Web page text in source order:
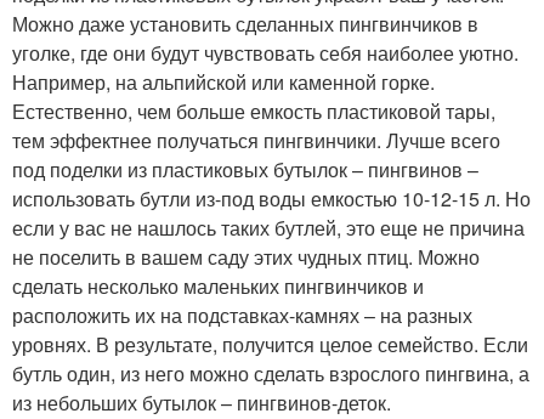
Можно даже установить сделанных пингвинчиков в
уголке, где они будут чувствовать себя наиболее уютно.
Например, на альпийской или каменной горке.
Естественно, чем больше емкость пластиковой тары,
тем эффектнее получаться пингвинчики. Лучше всего
под поделки из пластиковых бутылок – пингвинов –
использовать бутли из-под воды емкостью 10-12-15 л. Но
если у вас не нашлось таких бутлей, это еще не причина
не поселить в вашем саду этих чудных птиц. Можно
сделать несколько маленьких пингвинчиков и
расположить их на подставках-камнях – на разных
уровнях. В результате, получится целое семейство. Если
бутль один, из него можно сделать взрослого пингвина, а
из небольших бутылок – пингвинов-деток.